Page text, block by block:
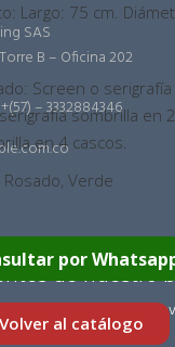
Largo: 75 cm.
Screen o
sombrilla en
en 4 cascos.
Rosado, Verde
por
Volver al catálogo
SAS
B – Oficina 202
– 3332884346
de nuestro
en LATAM: